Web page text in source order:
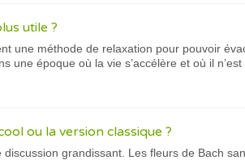
utile ?
une méthode de relaxation pour pouvoir
une époque où la vie s’accélère et où il n’est
ou la version classique ?
grandissant. Les fleurs de Bach